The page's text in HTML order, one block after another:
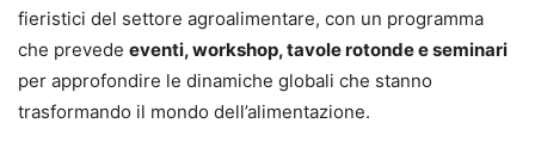
fieristici del settore agroalimentare, con un programma
che prevede eventi, workshop, tavole rotonde e seminari
per approfondire le dinamiche globali che stanno
trasformando il mondo dell’alimentazione.